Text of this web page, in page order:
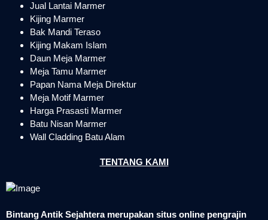
Jual Lantai Marmer
Kijing Marmer
Bak Mandi Teraso
Kijing Makam Islam
Daun Meja Marmer
Meja Tamu Marmer
Papan Nama Meja Direktur
Meja Motif Marmer
Harga Prasasti Marmer
Batu Nisan Marmer
Wall Cladding Batu Alam
TENTANG KAMI
Bintang Antik Sejahtera merupakan situs online pengrajin